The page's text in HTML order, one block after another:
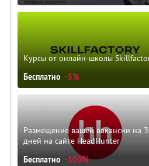
Курсы от онлайн-школы
Бесплатно -5%
Размещение вашей вакансии на
дней на сайте HeadHunter
Бесплатно -100%